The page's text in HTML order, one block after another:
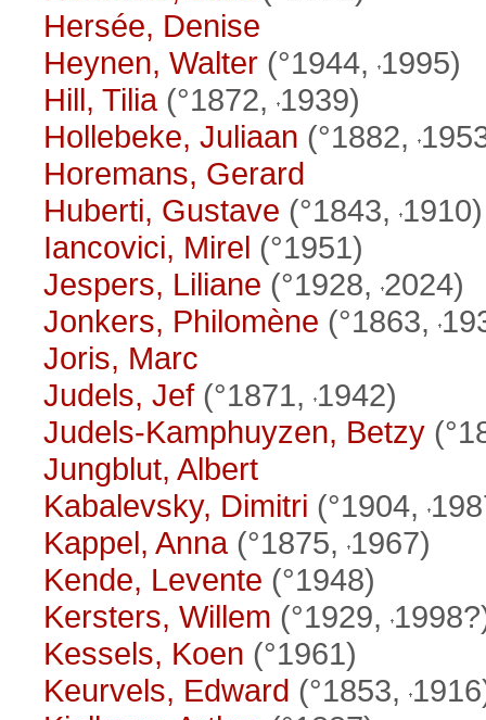
Hersée, Denise
Heynen, Walter (°1944, 1995)
Hill, Tilia(°1872, 1939)
Hollebeke, Juliaan (°1882,
Horemans, Gerard
Huberti, Gustave (°1843, 1910)
Iancovici, Mirel (°1951)
Jespers, Liliane (°1928, 2024)
Jonkers, Philomène (°1863,
Joris, Marc
Judels, Jef(°1871, 1942)
Judels-Kamphuyzen, Betzy
Jungblut, Albert
Kabalevsky, Dimitri (°1904,
Kappel, Anna(°1875, 1967)
Kende, Levente (°1948)
Kersters, Willem (°1929,
Kessels, Koen (°1961)
Keurvels, Edward (°1853,